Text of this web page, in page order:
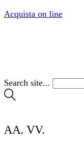
Acquista on line
Search site...
AA. VV.